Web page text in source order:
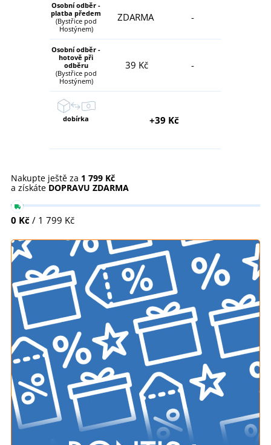
Osobní odběr -
platba předem
(Bystřice pod
Hostýnem)
ZDARMA -
Osobní odběr -
hotově při
odběru
(Bystřice pod
Hostýnem)
39 Kč -
dobírka +39 Kč
Nakupte ještě za 1 799 Kč
a získáte DOPRAVU ZDARMA
0 Kč / 1 799 Kč